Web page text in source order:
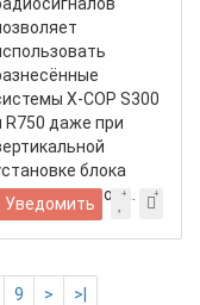
Х-СОР S300
R750 даже при
блока
детектора.
Уведомить
9 > >|